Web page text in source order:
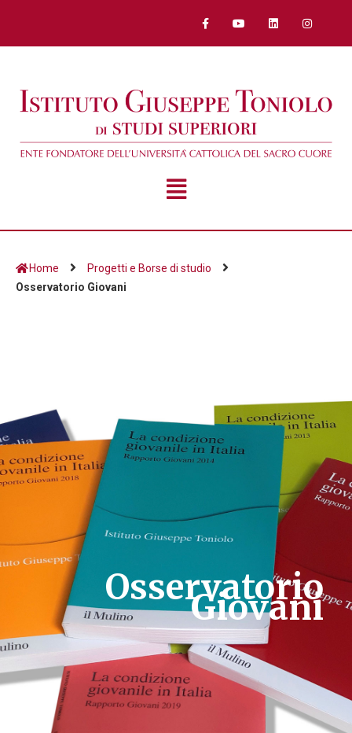
Home
Progetti e Borse di studio
Osservatorio Giovani
Osservatorio
Giovani